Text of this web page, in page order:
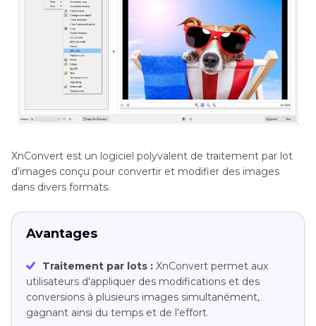
XnConvert est un logiciel polyvalent de traitement par lot
d'images conçu pour convertir et modifier des images
dans divers formats.
Avantages
Traitement par lots : XnConvert permet aux
utilisateurs d'appliquer des modifications et des
conversions à plusieurs images simultanément,
gagnant ainsi du temps et de l'effort.